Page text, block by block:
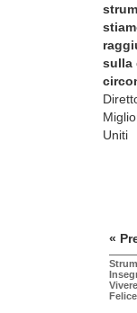
sulla
Uniti
«